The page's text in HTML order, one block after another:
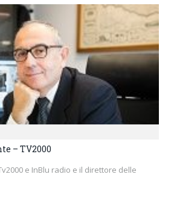
– TV2000
e InBlu radio e il direttore delle